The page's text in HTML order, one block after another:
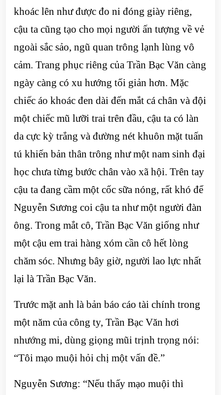
khoác lên như được đo ni đóng giày riêng,
cậu ta cũng tạo cho mọi người ấn tượng về vẻ
ngoài sắc sảo, ngũ quan trông lạnh lùng vô
cảm. Trang phục riêng của Trần Bạc Văn càng
ngày càng có xu hướng tối giản hơn. Mặc
chiếc áo khoác đen dài đến mắt cá chân và đội
một chiếc mũ lưỡi trai trên đầu, cậu ta có làn
da cực kỳ trắng và đường nét khuôn mặt tuấn
tú khiến bản thân trông như một nam sinh đại
học chưa từng bước chân vào xã hội. Trên tay
cậu ta đang cầm một cốc sữa nóng, rất khó để
Nguyễn Sương coi cậu ta như một người đàn
ông. Trong mắt cô, Trần Bạc Văn giống như
một cậu em trai hàng xóm cần cô hết lòng
chăm sóc. Nhưng bây giờ, người lao lực nhất
lại là Trần Bạc Văn.
Trước mặt anh là bản báo cáo tài chính trong
một năm của công ty, Trần Bạc Văn hơi
nhướng mi, dùng giọng mũi trịnh trọng nói:
“Tôi mạo muội hỏi chị một vấn đề.”
Nguyễn Sương: “Nếu thấy mạo muội thì